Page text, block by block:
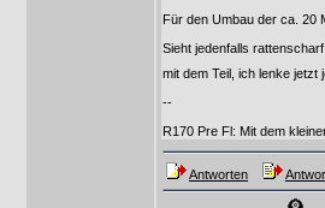
Für den Umbau der ca. 20
Sieht jedenfalls
mit dem Teil, ich lenke
--
R170 Pre Fl: Mit dem
Antworten